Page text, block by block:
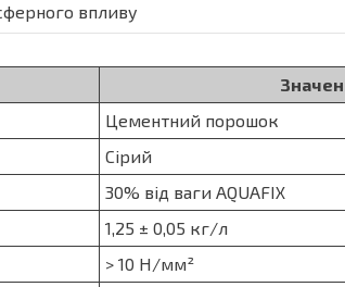
впливу
Цементний порошок
Сірий
30% від ваги AQUAFIX
1,25 ± 0,05 кг/л
> 10 Н/мм²